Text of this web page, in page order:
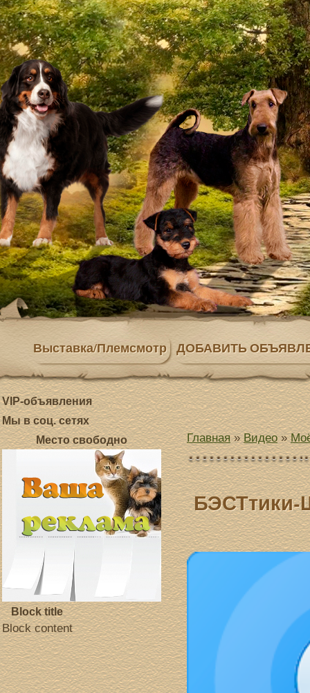
Выставка/Племсмотр ДОБАВИТЬ
VIP-объявления
Мы в соц. сетях
Место свободно
Block title
Block content
Главная»Видео»
БЭСТтики-